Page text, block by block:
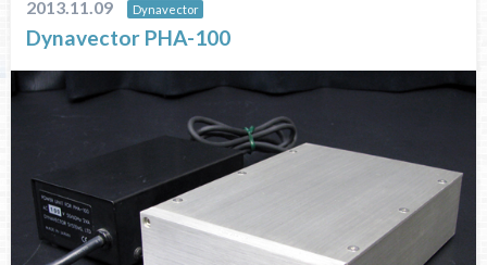
2013.11.09 Dynavector
Dynavector PHA-100